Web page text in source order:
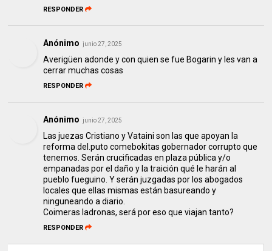
RESPONDER
Anónimo junio 27, 2025
Averigüen adonde y con quien se fue Bogarin y les van a
cerrar muchas cosas
RESPONDER
Anónimo junio 27, 2025
Las juezas Cristiano y Vataini son las que apoyan la
reforma del.puto comebokitas gobernador corrupto que
tenemos. Serán crucificadas en plaza pública y/o
empanadas por el daño y la traición qué le harán al
pueblo fueguino. Y serán juzgadas por los abogados
locales que ellas mismas están basureando y
ninguneando a diario.
Coimeras ladronas, será por eso que viajan tanto?
RESPONDER